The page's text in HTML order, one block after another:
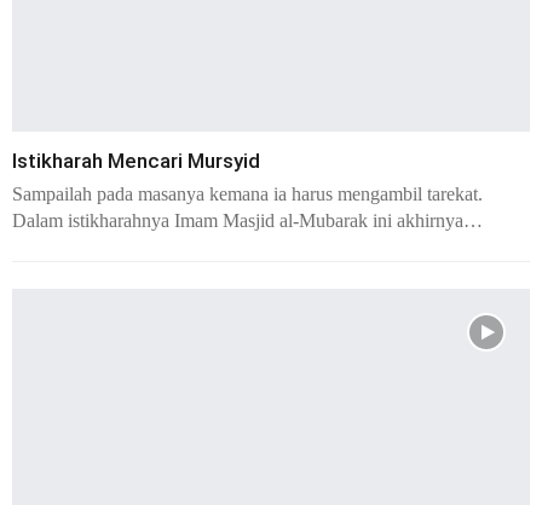
Istikharah Mencari Mursyid
Sampailah pada masanya kemana ia harus mengambil tarekat.
Dalam istikharahnya Imam Masjid al-Mubarak ini akhirnya…